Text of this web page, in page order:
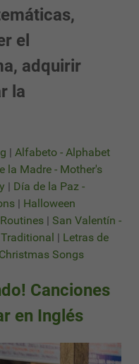
el
adquirir
la
| Alfabeto - Alphabet
la Madre - Mother's
| Día de la Paz -
| Halloween
| San Valentín -
| Letras de
Songs
Canciones
en Inglés